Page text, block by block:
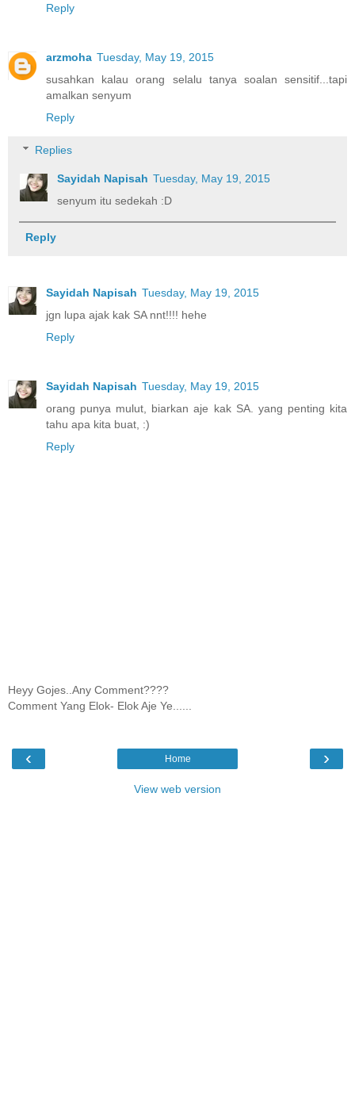
Reply
arzmoha Tuesday, May 19, 2015
susahkan kalau orang selalu tanya soalan sensitif...tapi
amalkan senyum
Reply
Replies
Sayidah Napisah Tuesday, May 19, 2015
senyum itu sedekah :D
Reply
Sayidah Napisah Tuesday, May 19, 2015
jgn lupa ajak kak SA nnt!!!! hehe
Reply
Sayidah Napisah Tuesday, May 19, 2015
orang punya mulut, biarkan aje kak SA. yang penting kita
tahu apa kita buat, :)
Reply
Heyy Gojes..Any Comment????
Comment Yang Elok- Elok Aje Ye......
‹ ›
Home
View web version